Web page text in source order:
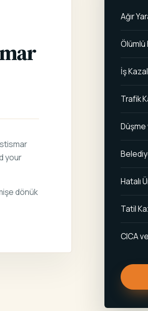
your
dönük
Ağır
Ölümlü
İş
Trafik
Düşme
Hatalı
Tatil
CICA